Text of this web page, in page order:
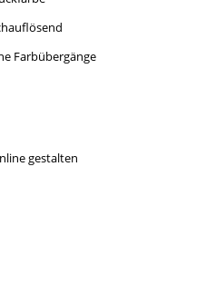
Farbübergänge
gestalten